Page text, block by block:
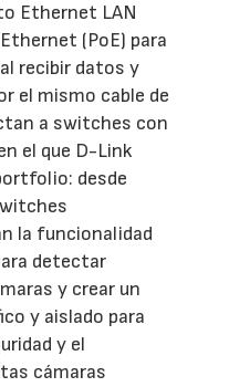
Ethernet LAN
(PoE) para
recibir datos y
el mismo cable de
a switches con
el que D-Link
desde
la funcionalidad
detectar
y crear un
y aislado para
y el
cámaras